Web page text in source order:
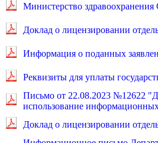
Министерство здравоохранения
Доклад о лицензировании
Информация о поданных
Реквизиты для уплаты
Письмо от 22.08.2023 №12622
использование
Доклад о лицензировании